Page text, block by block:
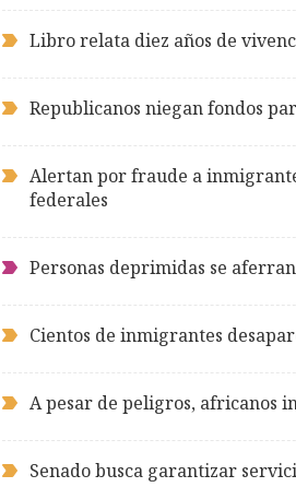
Libro relata diez años de
Republicanos niegan fondos
Alertan por fraude a
federales
Personas deprimidas se
Cientos de inmigrantes
A pesar de peligros, africanos
Senado busca garantizar